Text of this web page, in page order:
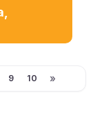
9 10 »